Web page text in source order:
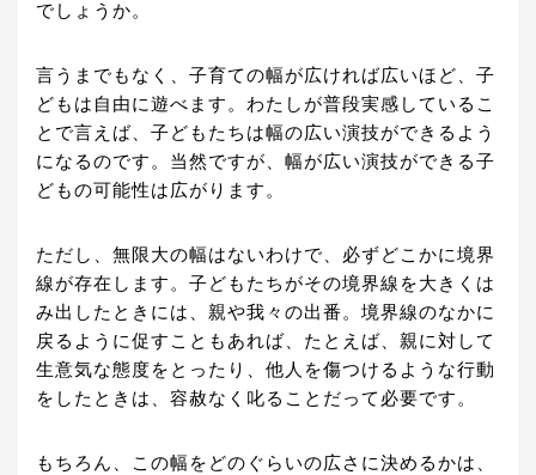
でしょうか。
言うまでもなく、子育ての幅が広ければ広いほど、子
どもは自由に遊べます。わたしが普段実感しているこ
とで言えば、子どもたちは幅の広い演技ができるよう
になるのです。当然ですが、幅が広い演技ができる子
どもの可能性は広がります。
ただし、無限大の幅はないわけで、必ずどこかに境界
線が存在します。子どもたちがその境界線を大きくは
み出したときには、親や我々の出番。境界線のなかに
戻るように促すこともあれば、たとえば、親に対して
生意気な態度をとったり、他人を傷つけるような行動
をしたときは、容赦なく叱ることだって必要です。
もちろん、この幅をどのぐらいの広さに決めるかは、